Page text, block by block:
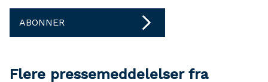
ABONNER
Flere pressemeddelelser fra